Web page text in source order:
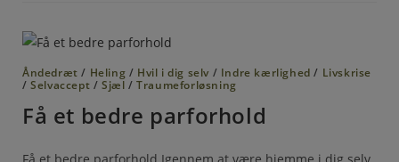
Åndedræt / Heling / Hvil i dig selv / Indre kærlighed / Livskrise
/Selvaccept /Sjæl /Traumeforløsning
Få et bedre parforhold
Få et bedre parforhold Igennem at være hjemme i dig selv